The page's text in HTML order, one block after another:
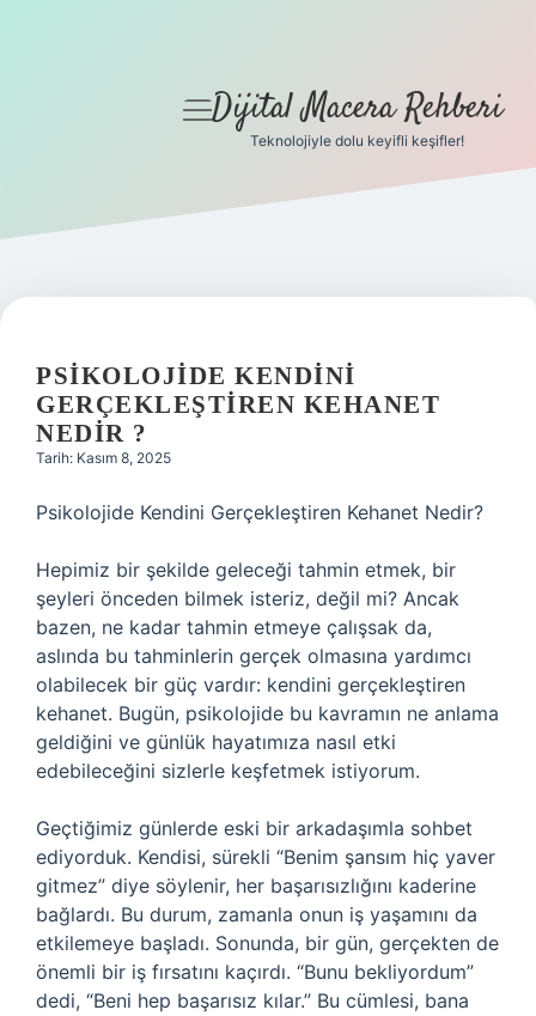
Gizlilik Politikası
Yasal Uyarı
menüyü
Dijital Macera Rehberi
Teknolojiyle dolu keyifli keşifler!
PSIKOLOJIDE KENDINI
GERÇEKLEŞTIREN KEHANET
NEDIR ?
Tarih: Kasım 8, 2025
Psikolojide Kendini Gerçekleştiren Kehanet Nedir?
Hepimiz bir şekilde geleceği tahmin etmek, bir
şeyleri önceden bilmek isteriz, değil mi? Ancak
bazen, ne kadar tahmin etmeye çalışsak da,
aslında bu tahminlerin gerçek olmasına yardımcı
olabilecek bir güç vardır: kendini gerçekleştiren
kehanet. Bugün, psikolojide bu kavramın ne anlama
geldiğini ve günlük hayatımıza nasıl etki
edebileceğini sizlerle keşfetmek istiyorum.
Geçtiğimiz günlerde eski bir arkadaşımla sohbet
ediyorduk. Kendisi, sürekli “Benim şansım hiç yaver
gitmez” diye söylenir, her başarısızlığını kaderine
bağlardı. Bu durum, zamanla onun iş yaşamını da
etkilemeye başladı. Sonunda, bir gün, gerçekten de
önemli bir iş fırsatını kaçırdı. “Bunu bekliyordum”
dedi, “Beni hep başarısız kılar.” Bu cümlesi, bana